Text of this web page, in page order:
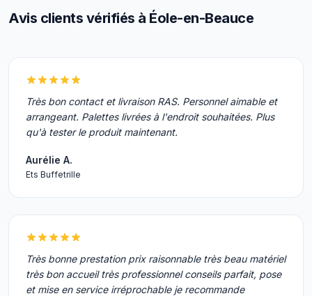
Avis clients vérifiés à Éole-en-Beauce
Très bon contact et livraison RAS. Personnel aimable et
arrangeant. Palettes livrées à l'endroit souhaitées. Plus
qu'à tester le produit maintenant.
Aurélie A.
Ets Buffetrille
Très bonne prestation prix raisonnable très beau matériel
très bon accueil très professionnel conseils parfait, pose
et mise en service irréprochable je recommande